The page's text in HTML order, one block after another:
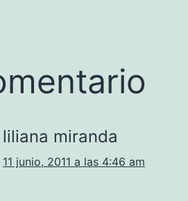
liliana miranda
11 junio, 2011 a las 4:46 am